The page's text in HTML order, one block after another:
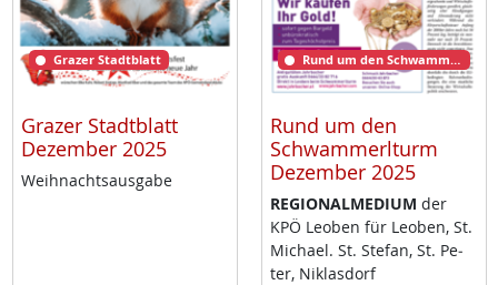
Grazer Stadtblatt
Grazer Stadtblatt
Dezember 2025
Weih­nachts­aus­ga­be
Rund um den Schwammerlturm
Rund um den
Schwammerlturm
Dezember 2025
RE­GIO­NAL­ME­DI­UM der
KPÖ Leo­ben für Leo­ben, St.
Mi­cha­el. St. Ste­fan, St. Pe­
ter, Niklas­dorf